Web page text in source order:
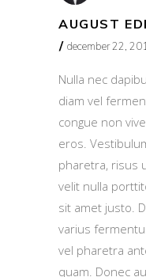
AUGUST
december 22,
Nulla nec
diam vel
congue non
eros.
pharetra, risus
velit nulla
sit amet justo.
varius
vel pharetra
quam. Donec